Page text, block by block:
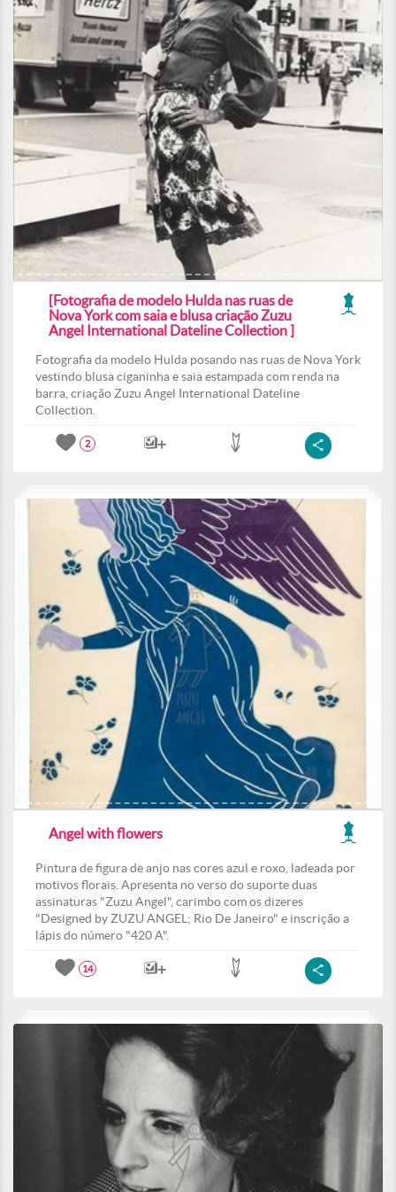
[Fotografia de modelo Hulda nas ruas de
Nova York com saia e blusa criação Zuzu
Angel International Dateline Collection ]
Fotografia da modelo Hulda posando nas ruas de Nova York
vestindo blusa ciganinha e saia estampada com renda na
barra, criação Zuzu Angel International Dateline
Collection.
2
Angel with flowers
Pintura de figura de anjo nas cores azul e roxo, ladeada por
motivos florais. Apresenta no verso do suporte duas
assinaturas "Zuzu Angel", carimbo com os dizeres
"Designed by ZUZU ANGEL; Rio De Janeiro" e inscrição a
lápis do número "420 A".
14